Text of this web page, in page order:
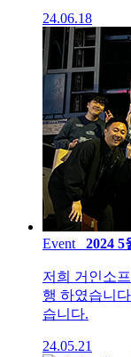
24.06.18
Event 2024 5
저희 거인소
행 하였습니
습니다.
24.05.21